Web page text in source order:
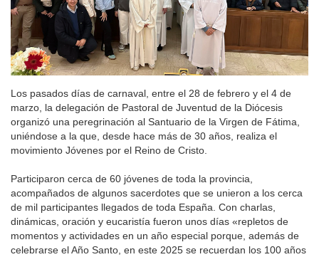
Los pasados días de carnaval, entre el 28 de febrero y el 4 de
marzo, la delegación de Pastoral de Juventud de la Diócesis
organizó una peregrinación al Santuario de la Virgen de Fátima,
uniéndose a la que, desde hace más de 30 años, realiza el
movimiento Jóvenes por el Reino de Cristo.
Participaron cerca de 60 jóvenes de toda la provincia,
acompañados de algunos sacerdotes que se unieron a los cerca
de mil participantes llegados de toda España. Con charlas,
dinámicas, oración y eucaristía fueron unos días «repletos de
momentos y actividades en un año especial porque, además de
celebrarse el Año Santo, en este 2025 se recuerdan los 100 años